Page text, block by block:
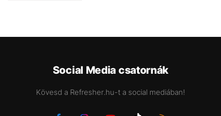
Social Media csatornák
Kövesd a Refresher.hu-t a social mediában!